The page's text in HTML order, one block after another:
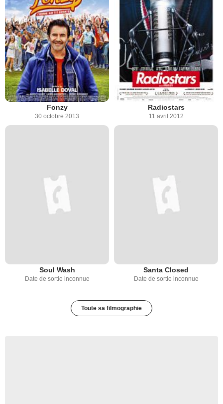
Fonzy
30 octobre 2013
Radiostars
11 avril 2012
Soul Wash
Date de sortie inconnue
Santa Closed
Date de sortie inconnue
Toute sa filmographie